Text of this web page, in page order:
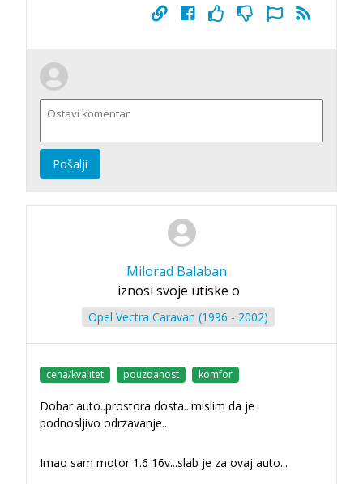
Pošalji
Milorad Balaban
iznosi svoje utiske o
Opel Vectra Caravan (1996 - 2002)
cena/kvalitet pouzdanost komfor
Dobar auto..prostora dosta...mislim da je
podnosljivo odrzavanje..
Imao sam motor 1.6 16v...slab je za ovaj auto...